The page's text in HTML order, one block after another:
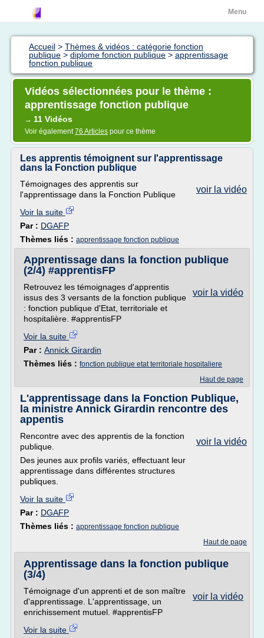
Menu
Accueil > Thèmes & vidéos : catégorie fonction
publique > diplome fonction publique > apprentissage
fonction publique
Vidéos sélectionnées pour le thème :
apprentissage fonction publique
→ 11 Vidéos
Voir également76 Articles pour ce thème
Les apprentis témoignent sur l'apprentissage
dans la Fonction publique
voir la vidéo
Témoignages des apprentis sur
l'apprentissage dans la Fonction Publique
Voir la suite
Par : DGAFP
Thèmes liés : apprentissage fonction publique
Apprentissage dans la fonction publique
(2/4) #apprentisFP
voir la vidéo
Retrouvez les témoignages d'apprentis
issus des 3 versants de la fonction publique
: fonction publique d'Etat, territoriale et
hospitalière. #apprentisFP
Voir la suite
Par : Annick Girardin
Thèmes liés : fonction publique etat territoriale hospitaliere
Haut de page
L'apprentissage dans la Fonction Publique,
la ministre Annick Girardin rencontre des
appentis
voir la vidéo
Rencontre avec des apprentis de la fonction
publique.
Des jeunes aux profils variés, effectuant leur
apprentissage dans différentes structures
publiques.
Voir la suite
Par : DGAFP
Thèmes liés : apprentissage fonction publique
Haut de page
Apprentissage dans la fonction publique
(3/4)
voir la vidéo
Témoignage d'un apprenti et de son maître
d'apprentissage. L'apprentissage, un
enrichissement mutuel. #apprentisFP
Voir la suite